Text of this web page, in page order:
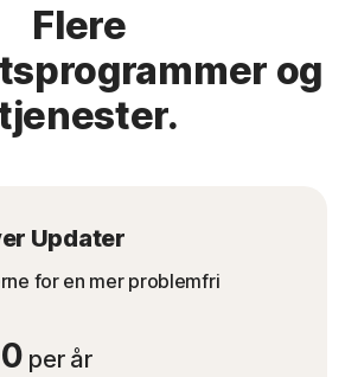
Flere
og
Updater
for en mer problemfri
per år